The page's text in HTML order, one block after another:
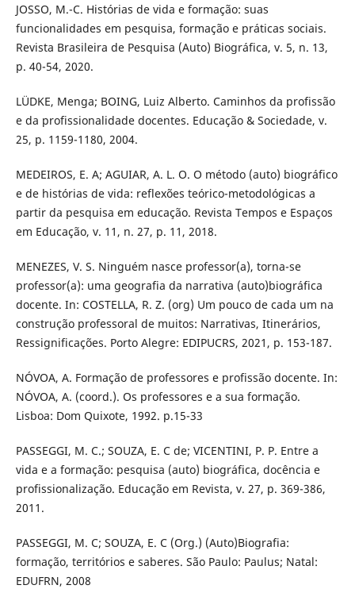
JOSSO, M.-C. Histórias de vida e formação: suas
funcionalidades em pesquisa, formação e práticas sociais.
Revista Brasileira de Pesquisa (Auto) Biográfica, v. 5, n. 13,
p. 40-54, 2020.
LÜDKE, Menga; BOING, Luiz Alberto. Caminhos da profissão
e da profissionalidade docentes. Educação & Sociedade, v.
25, p. 1159-1180, 2004.
MEDEIROS, E. A; AGUIAR, A. L. O. O método (auto) biográfico
e de histórias de vida: reflexões teórico-metodológicas a
partir da pesquisa em educação. Revista Tempos e Espaços
em Educação, v. 11, n. 27, p. 11, 2018.
MENEZES, V. S. Ninguém nasce professor(a), torna-se
professor(a): uma geografia da narrativa (auto)biográfica
docente. In: COSTELLA, R. Z. (org) Um pouco de cada um na
construção professoral de muitos: Narrativas, Itinerários,
Ressignificações. Porto Alegre: EDIPUCRS, 2021, p. 153-187.
NÓVOA, A. Formação de professores e profissão docente. In:
NÓVOA, A. (coord.). Os professores e a sua formação.
Lisboa: Dom Quixote, 1992. p.15-33
PASSEGGI, M. C.; SOUZA, E. C de; VICENTINI, P. P. Entre a
vida e a formação: pesquisa (auto) biográfica, docência e
profissionalização. Educação em Revista, v. 27, p. 369-386,
2011.
PASSEGGI, M. C; SOUZA, E. C (Org.) (Auto)Biografia:
formação, territórios e saberes. São Paulo: Paulus; Natal:
EDUFRN, 2008